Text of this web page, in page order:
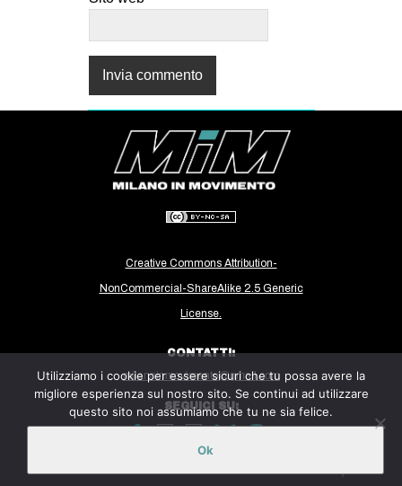
Creative Commons Attribution-
NonCommercial-ShareAlike 2.5 Generic
License.
CONTATTI:
milanoinmovimento@gmail.com
SEGUICI SU:
Utilizziamo i cookie per essere sicuri che tu possa avere la
migliore esperienza sul nostro sito. Se continui ad utilizzare
questo sito noi assumiamo che tu ne sia felice.
Ok